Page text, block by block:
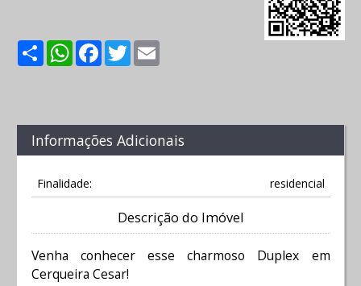
ShareWhatsApp
Facebook
Twitter
Informações Adicionais
Finalidade: residencial
Descrição do Imóvel
Venha conhecer esse charmoso Duplex em
Cerqueira Cesar!